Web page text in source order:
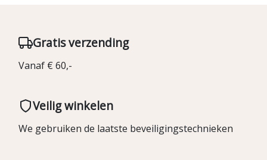
Gratis verzending
Vanaf € 60,-
Veilig winkelen
We gebruiken de laatste beveiligingstechnieken